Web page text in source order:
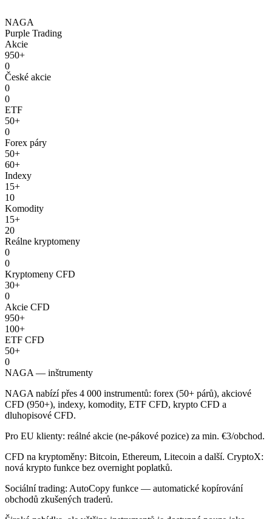
NAGA
Purple Trading
Akcie
950+
0
České akcie
0
0
ETF
50+
0
Forex páry
50+
60+
Indexy
15+
10
Komodity
15+
20
Reálne kryptomeny
0
0
Kryptomeny CFD
30+
0
Akcie CFD
950+
100+
ETF CFD
50+
0
NAGA — inštrumenty
NAGA nabízí přes 4 000 instrumentů: forex (50+ párů), akciové
CFD (950+), indexy, komodity, ETF CFD, krypto CFD a
dluhopisové CFD.
Pro EU klienty: reálné akcie (ne-pákové pozice) za min. €3/obchod.
CFD na kryptoměny: Bitcoin, Ethereum, Litecoin a další. CryptoX:
nová krypto funkce bez overnight poplatků.
Sociální trading: AutoCopy funkce — automatické kopírování
obchodů zkušených traderů.